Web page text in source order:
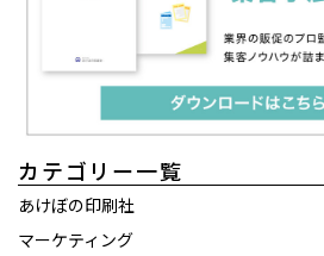
カテゴリー一覧
あけぼの印刷社
マーケティング